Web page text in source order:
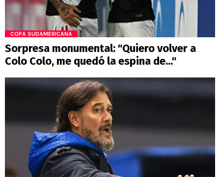
COPA SUDAMERICANA
Sorpresa monumental: "Quiero volver a
Colo Colo, me quedó la espina de..."